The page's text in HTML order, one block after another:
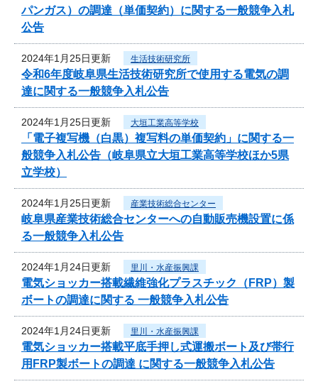
パンガス）の調達（単価契約）に関する一般競争入札
公告
2024年1月25日更新 生活技術研究所
令和6年度岐阜県生活技術研究所で使用する電気の調
達に関する一般競争入札公告
2024年1月25日更新 大垣工業高等学校
「電子複写機（白黒）複写料の単価契約」に関する一
般競争入札公告（岐阜県立大垣工業高等学校ほか5県
立学校）
2024年1月25日更新 産業技術総合センター
岐阜県産業技術総合センターへの自動販売機設置に係
る一般競争入札公告
2024年1月24日更新 里川・水産振興課
電気ショッカー搭載繊維強化プラスチック（FRP）製
ボートの調達に関する 一般競争入札公告
2024年1月24日更新 里川・水産振興課
電気ショッカー搭載平底手押し式運搬ボート及び帯行
用FRP製ボートの調達 に関する一般競争入札公告